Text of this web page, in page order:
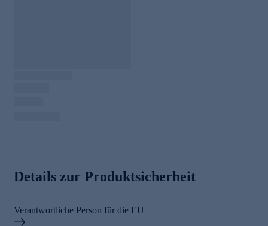
Details zur Produktsicherheit
Verantwortliche Person für die EU